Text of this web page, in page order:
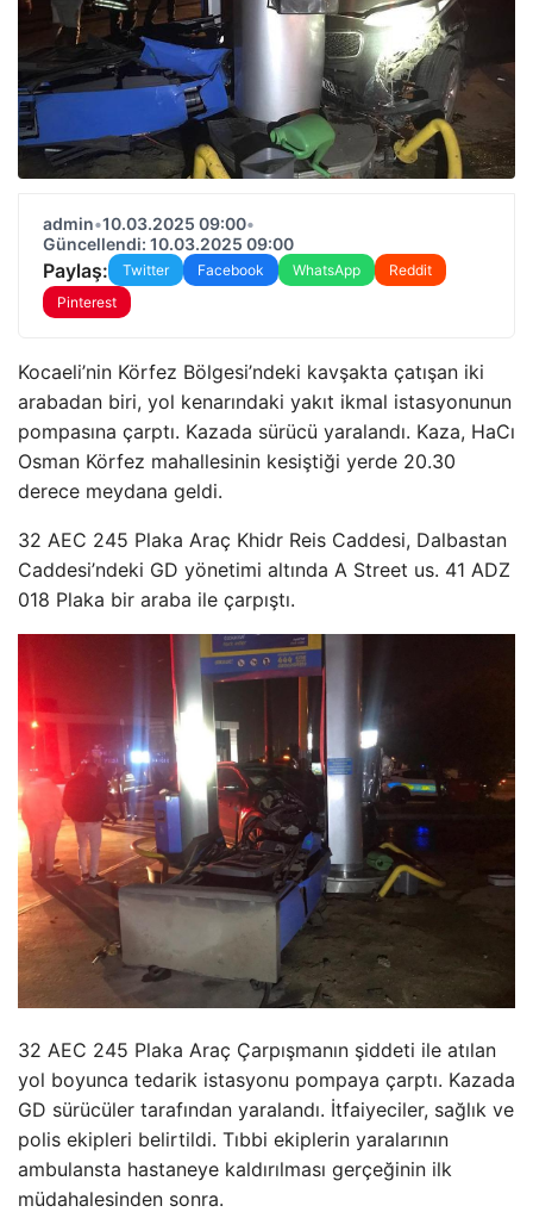
admin•10.03.2025 09:00•
Güncellendi: 10.03.2025 09:00
Paylaş: Twitter Facebook WhatsApp
Reddit
Pinterest
Kocaeli’nin Körfez Bölgesi’ndeki kavşakta çatışan iki
arabadan biri, yol kenarındaki yakıt ikmal istasyonunun
pompasına çarptı. Kazada sürücü yaralandı. Kaza, HaCı
Osman Körfez mahallesinin kesiştiği yerde 20.30
derece meydana geldi.
32 AEC 245 Plaka Araç Khidr Reis Caddesi, Dalbastan
Caddesi’ndeki GD yönetimi altında A Street us. 41 ADZ
018 Plaka bir araba ile çarpıştı.
32 AEC 245 Plaka Araç Çarpışmanın şiddeti ile atılan
yol boyunca tedarik istasyonu pompaya çarptı. Kazada
GD sürücüler tarafından yaralandı. İtfaiyeciler, sağlık ve
polis ekipleri belirtildi. Tıbbi ekiplerin yaralarının
ambulansta hastaneye kaldırılması gerçeğinin ilk
müdahalesinden sonra.